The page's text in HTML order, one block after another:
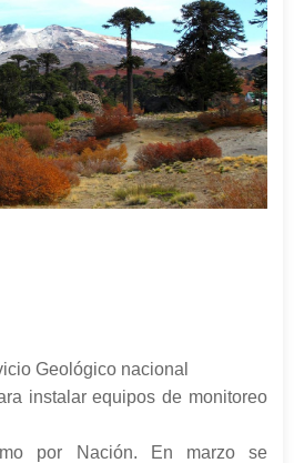
Geológico nacional
instalar equipos de monitoreo
por Nación. En marzo se